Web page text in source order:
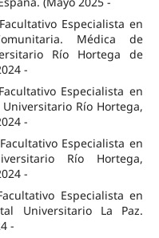
Especialista en
Médica de
Río Hortega de
-
Especialista en
Río Hortega,
-
Especialista en
Río Hortega,
-
Especialista en
Universitario La Paz.
-